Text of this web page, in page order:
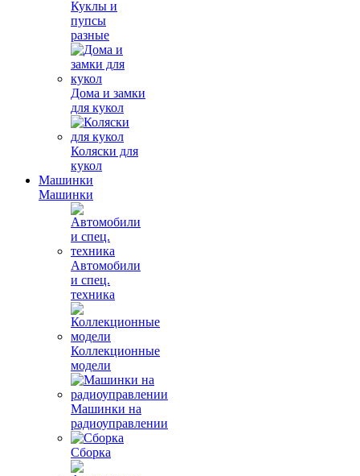
Куклы и
пупсы
разные
Дома и замки
для кукол
Коляски для
кукол
Машинки
Машинки
Автомобили
и спец.
техника
Коллекционные
модели
Машинки на
радиоуправлении
Сборка